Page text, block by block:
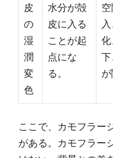
皮
の
湿
潤
変
色
水分が殻
皮に入る
ことが起
点にな
る。
が
ここで、カモフラー
がある。カモフラー